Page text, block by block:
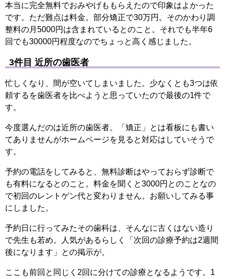
本当に完全無料でおみやげももらえたので印象はよかった
です。ただ難点は料金。部分矯正で30万円。そのかわり調
整料の月5000円は含まれているとのこと。それでも半年6
回でも30000円程度なのでちょっと高く感じました。
3件目 近所の歯医者
忙しくなり、間が空いてしまいました。少なくとも3つは依
頼するを歯医者を比べようと思っていたので最後の1件で
す。
今度選んだのは近所の歯医者。「矯正」とは看板にも書い
てありませんがホームページを見ると対応はしていそうで
す。
予約の電話をしてみると、無料診断はやっておらず診断で
も有料になるとのこと。料金を聞くと3000円とのことなの
で初回のレントゲン代と変わりません。お願いしてみる事
にしました。
予約日に行ってみたその歯科は、そんなに古くはない造り
で先生も若め。人気があるらしく「次回の診療予約は2週間
後になります」との掲示が。
ここも前回と同じく2回に分けての診療となるようです。1